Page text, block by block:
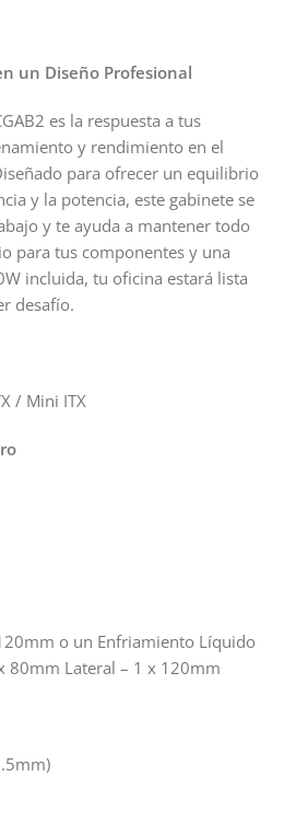
un Diseño Profesional
es la respuesta a tus
y rendimiento en el
para ofrecer un equilibrio
y la potencia, este gabinete se
y te ayuda a mantener todo
para tus componentes y una
incluida, tu oficina estará lista
desafío.
/ Mini ITX
o un Enfriamiento Líquido
80mm Lateral – 1 x 120mm